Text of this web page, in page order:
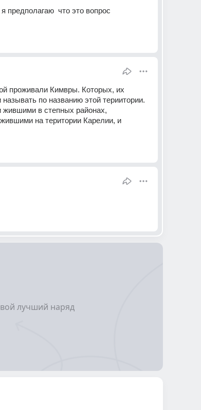
предполагаю  что это вопрос
проживали Кимвры. Которых, их
по названию этой териитории.
жившими в степных районах,
на територии Карелии, и